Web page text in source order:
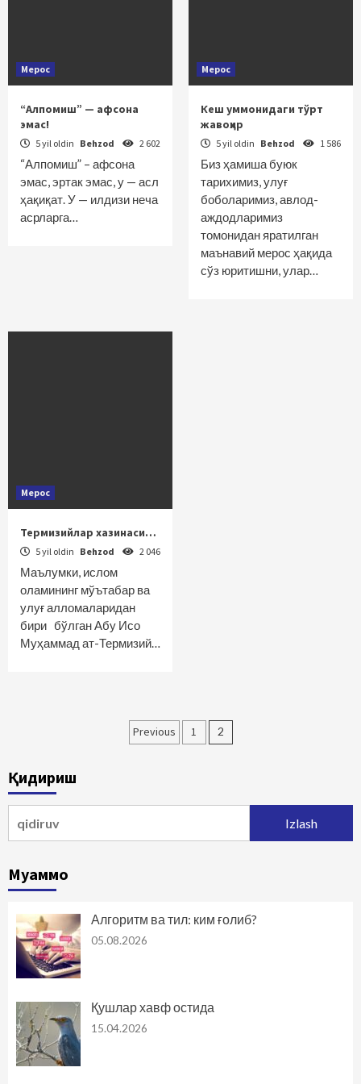
Мерос
“Алпомиш” — афсона
эмас!
5 yil oldin Behzod 2 602
“Алпомиш” – афсона
эмас, эртак эмас, у — асл
ҳақиқат. У — илдизи неча
асрларга…
Мерос
Кеш уммонидаги тўрт
жавоҳир
5 yil oldin Behzod 1 586
Биз ҳамиша буюк
тарихимиз, улуғ
боболаримиз, авлод-
аждодларимиз
томонидан яратилган
маънавий мерос ҳақида
сўз юритишни, улар…
Мерос
Термизийлар хазинаси…
5 yil oldin Behzod 2 046
Маълумки, ислом
оламининг мўътабар ва
улуғ алломаларидан
бири бўлган Абу Исо
Муҳаммад ат-Термизий…
Maqolalar
Previous 1 2
Қидириш
Муаммо
Алгоритм ва тил: ким ғолиб?
05.08.2026
Қушлар хавф остида
15.04.2026